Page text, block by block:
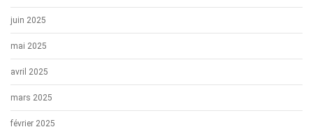
juin 2025
mai 2025
avril 2025
mars 2025
février 2025